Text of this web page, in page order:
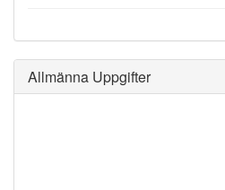
Allmänna Uppgifter